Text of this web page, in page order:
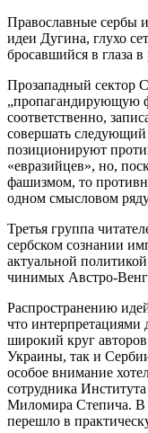
Православные сербы
идеи Дугина, глухо
бросавшийся в глаза
Прозападный сектор
„пропагандирующую
соответственно,
совершать
позиционируют
«евразийцев», но,
фашизмом, то
одном смысловом
Третья группа
сербском сознании
актуальной
чинимых Австро-
Распространению
что интерпретациями
широкий круг
Украины, так и
особое внимание
сотрудника
Миломира Степича. В
перешло в